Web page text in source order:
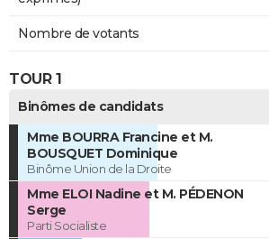
Nombre de votants
TOUR 1
Binômes de candidats
Mme BOURRA Francine et M.
BOUSQUET Dominique
Binôme Union de la Droite
Mme ELOI Nadine et M. PÉDENON
Serge
Parti Socialiste